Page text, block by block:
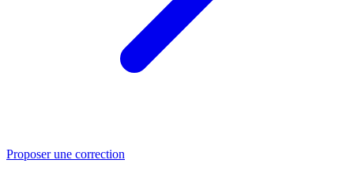
Proposer une correction